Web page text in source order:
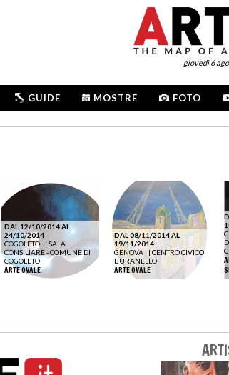
giovedì 6
GUIDE MOSTRE FOTO
DAL 12/10/2014 AL
24/10/2014
COGOLETO
| SALA
CONSILIARE - COMUNE DI
COGOLETO
ARTE OVALE
DAL 08/11/2014 AL
19/11/2014
GENOVA
| CENTRO CIVICO
BURANELLO
ARTE OVALE